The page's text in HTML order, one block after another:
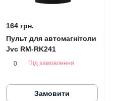
164 грн.
Пульт для автомагнітоли
Jvc RM-RK241
0 Під замовлення
Замовити